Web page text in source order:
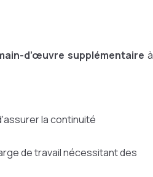
d’œuvre supplémentaire à
la continuité
de travail nécessitant des